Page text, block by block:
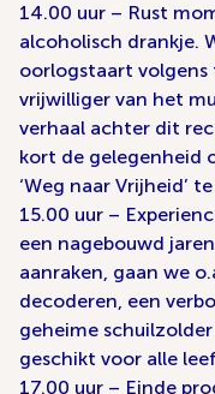
14.00 uur – Rust
alcoholisch drankje.
oorlogstaart volgens
vrijwilliger van het
verhaal achter dit
kort de gelegenheid
‘Weg naar Vrijheid’
15.00 uur –
een nagebouwd
aanraken, gaan we
decoderen, een
geheime
geschikt voor alle
17.00 uur – Einde